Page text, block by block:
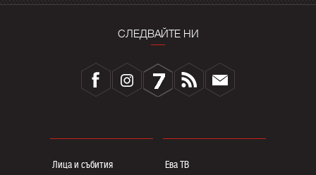
СЛЕДВАЙТЕ НИ
Лица и събития
Ева ТВ